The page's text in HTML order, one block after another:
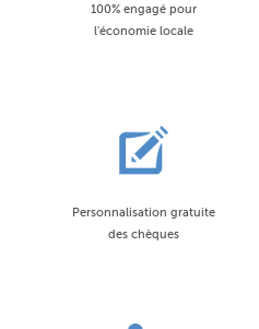
100% engagé pour
l'économie locale
Personnalisation gratuite
des chèques